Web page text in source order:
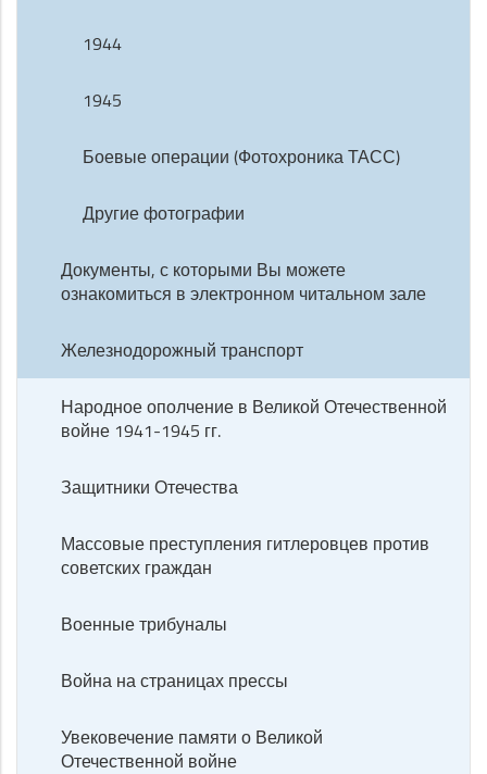
1944
1945
Боевые операции (Фотохроника ТАСС)
Другие фотографии
Документы, с которыми Вы можете
ознакомиться в электронном читальном зале
Железнодорожный транспорт
Народное ополчение в Великой Отечественной
войне 1941-1945 гг.
Защитники Отечества
Массовые преступления гитлеровцев против
советских граждан
Военные трибуналы
Война на страницах прессы
Увековечение памяти о Великой
Отечественной войне